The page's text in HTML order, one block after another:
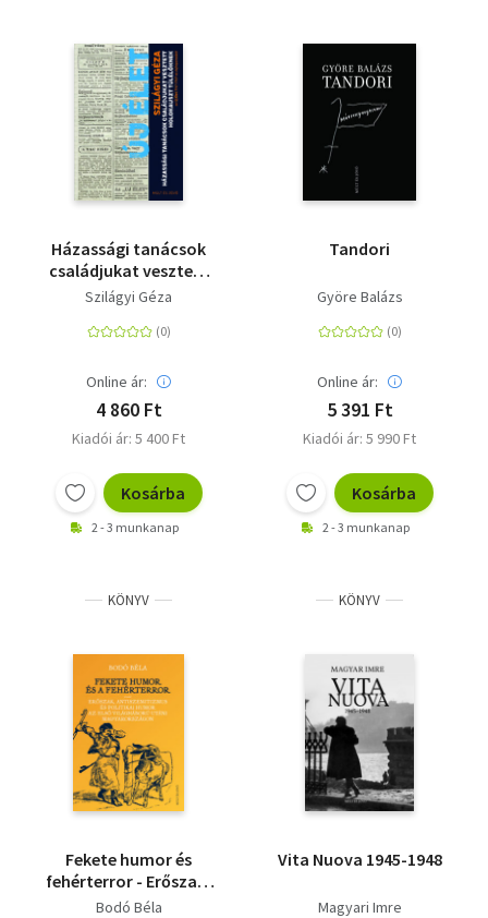
Házassági tanácsok
családjukat vesztett
holokauszt túlélőknek
es évfolyamaiból
Szilágyi Géza
Online ár:
4 860 Ft
Kiadói ár: 5 400 Ft
Kosárba
2 - 3 munkanap
Tandori
Györe Balázs
Online ár:
5 391 Ft
Kiadói ár: 5 990 Ft
Kosárba
2 - 3 munkanap
KÖNYV
Fekete humor és
fehérterror - Erőszak,
antiszemitizmus és
Bodó Béla
KÖNYV
Vita Nuova 1945-1948
Magyari Imre